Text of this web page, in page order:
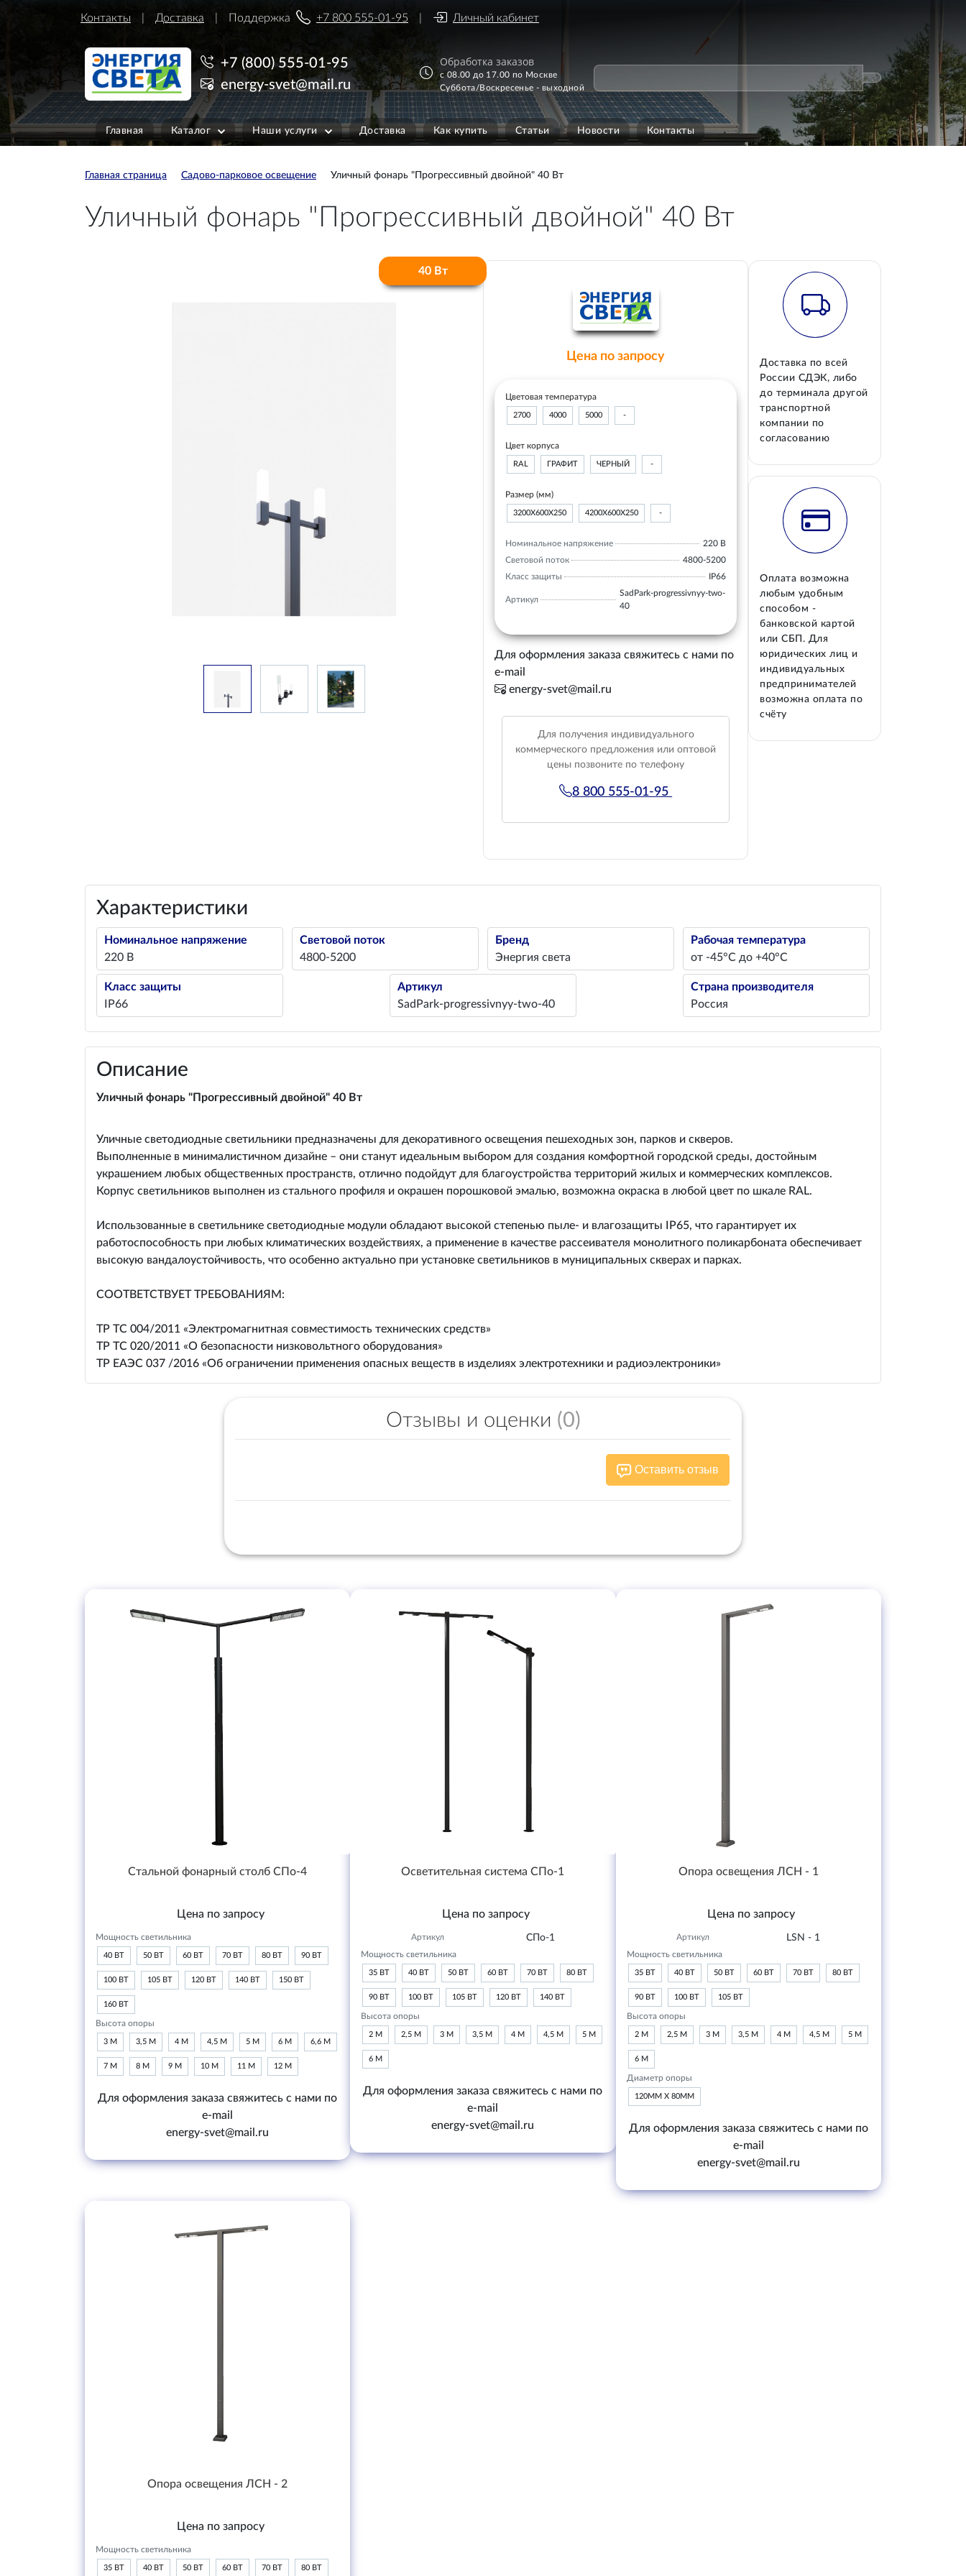
Контакты Доставка Поддержка +7 800 555-01-95 Личный кабинет
+7 (800) 555-01-95
energy-svet@mail.ru
Обработка заказов
с 08.00 до 17.00 по Москве
Суббота/Воскресенье - выходной
Главная Каталог Наши услуги Доставка Как купить Статьи Новости Контакты
Главная страница Садово-парковое освещение Уличный фонарь "Прогрессивный двойной" 40 Вт
Уличный фонарь "Прогрессивный двойной" 40 Вт
40 Вт
Цена по запросу
Цветовая температура
2700 4000 5000 -
Цвет корпуса
RAL ГРАФИТ ЧЕРНЫЙ -
Размер (мм)
3200Х600Х250 4200Х600Х250 -
Номинальное напряжение
220 В
Световой поток
4800-5200
Класс защиты
IP66
Артикул
SadPark-progressivnyy-two-
40
Для оформления заказа свяжитесь с нами по
e-mail
energy-svet@mail.ru
Для получения индивидуального
коммерческого предложения или оптовой
цены позвоните по телефону
8 800 555-01-95
Доставка по всей
России СДЭК, либо
до терминала другой
транспортной
компании по
согласованию
Оплата возможна
любым удобным
способом -
банковской картой
или СБП. Для
юридических лиц и
индивидуальных
предпринимателей
возможна оплата по
счёту
Характеристики
Номинальное напряжение
220 В
Световой поток
4800-5200
Бренд
Энергия света
Рабочая температура
от -45°С до +40°С
Класс защиты
IP66
Артикул
SadPark-progressivnyy-two-40
Страна производителя
Россия
Описание
Уличный фонарь "Прогрессивный двойной" 40 Вт
Уличные светодиодные светильники предназначены для декоративного освещения пешеходных зон, парков и скверов.
Выполненные в минималистичном дизайне – они станут идеальным выбором для создания комфортной городской среды, достойным
украшением любых общественных пространств, отлично подойдут для благоустройства территорий жилых и коммерческих комплексов.
Корпус светильников выполнен из стального профиля и окрашен порошковой эмалью, возможна окраска в любой цвет по шкале RAL.
Использованные в светильнике светодиодные модули обладают высокой степенью пыле- и влагозащиты IP65, что гарантирует их
работоспособность при любых климатических воздействиях, а применение в качестве рассеивателя монолитного поликарбоната обеспечивает
высокую вандалоустойчивость, что особенно актуально при установке светильников в муниципальных скверах и парках.
СООТВЕТСТВУЕТ ТРЕБОВАНИЯМ:
ТР ТС 004/2011 «Электромагнитная совместимость технических средств»
ТР ТС 020/2011 «О безопасности низковольтного оборудования»
ТР ЕАЭС 037 /2016 «Об ограничении применения опасных веществ в изделиях электротехники и радиоэлектроники»
Отзывы и оценки (0)
Оставить отзыв
Стальной фонарный столб СПо-4
Цена по запросу
Мощность светильника
40 ВТ 50 ВТ 60 ВТ 70 ВТ 80 ВТ 90 ВТ
100 ВТ 105 ВТ 120 ВТ 140 ВТ 150 ВТ
160 ВТ
Высота опоры
3 М 3,5 М 4 М 4,5 М 5 М 6 М 6,6 М
7 М 8 М 9 М 10 М 11 М 12 М
Для оформления заказа свяжитесь с нами по
e-mail
energy-svet@mail.ru
Осветительная система СПо-1
Цена по запросу
Артикул СПо-1
Мощность светильника
35 ВТ 40 ВТ 50 ВТ 60 ВТ 70 ВТ 80 ВТ
90 ВТ 100 ВТ 105 ВТ 120 ВТ 140 ВТ
Высота опоры
2 М 2,5 М 3 М 3,5 М 4 М 4,5 М 5 М
6 М
Для оформления заказа свяжитесь с нами по
e-mail
energy-svet@mail.ru
Опора освещения ЛСН - 1
Цена по запросу
Артикул LSN - 1
Мощность светильника
35 ВТ 40 ВТ 50 ВТ 60 ВТ 70 ВТ 80 ВТ
90 ВТ 100 ВТ 105 ВТ
Высота опоры
2 М 2,5 М 3 М 3,5 М 4 М 4,5 М 5 М
6 М
Диаметр опоры
120ММ Х 80ММ
Для оформления заказа свяжитесь с нами по
e-mail
energy-svet@mail.ru
Опора освещения ЛСН - 2
Цена по запросу
Мощность светильника
35 ВТ 40 ВТ 50 ВТ 60 ВТ 70 ВТ 80 ВТ